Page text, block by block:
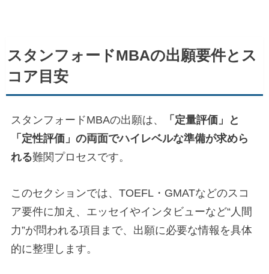
スタンフォードMBAの出願要件とス
コア目安
スタンフォードMBAの出願は、
「定量評価」と
「定性評価」の両面でハイレベルな準備が求めら
れる難関プロセスです。
このセクションでは、TOEFL・GMATなどのスコ
ア要件に加え、エッセイやインタビューなど“人間
力”が問われる項目まで、出願に必要な情報を具体
的に整理します。